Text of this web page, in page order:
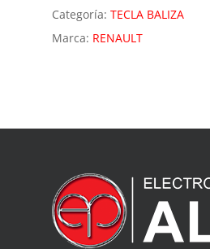
Categoría: TECLA BALIZA
Marca: RENAULT